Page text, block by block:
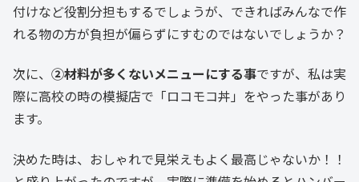
付けなど役割分担もするでしょうが、できればみんなで作
れる物の方が負担が偏らずにすむのではないでしょうか？
次に、 ②材料が多くないメニューにする事ですが、私は実
際に高校の時の模擬店で「ロコモコ丼」をやった事があり
ます。
決めた時は、おしゃれで見栄えもよく最高じゃないか！！